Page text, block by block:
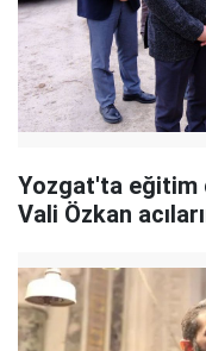
Yozgat'ta eğitim
Vali Özkan